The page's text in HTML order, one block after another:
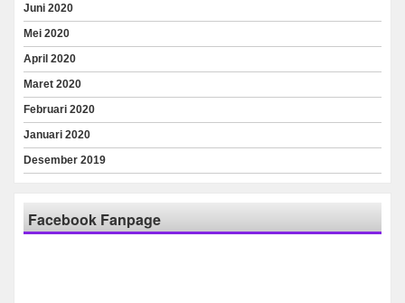
Juni 2020
Mei 2020
April 2020
Maret 2020
Februari 2020
Januari 2020
Desember 2019
Facebook Fanpage